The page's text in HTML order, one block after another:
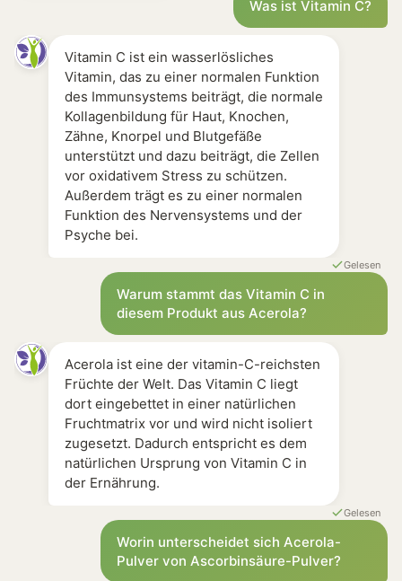
Was ist Vitamin C?
Vitamin C ist ein wasserlösliches
Vitamin, das zu einer normalen Funktion
des Immunsystems beiträgt, die normale
Kollagenbildung für Haut, Knochen,
Zähne, Knorpel und Blutgefäße
unterstützt und dazu beiträgt, die Zellen
vor oxidativem Stress zu schützen.
Außerdem trägt es zu einer normalen
Funktion des Nervensystems und der
Psyche bei.
Gelesen
Warum stammt das Vitamin C in
diesem Produkt aus Acerola?
Acerola ist eine der vitamin-C-reichsten
Früchte der Welt. Das Vitamin C liegt
dort eingebettet in einer natürlichen
Fruchtmatrix vor und wird nicht isoliert
zugesetzt. Dadurch entspricht es dem
natürlichen Ursprung von Vitamin C in
der Ernährung.
Gelesen
Worin unterscheidet sich Acerola-
Pulver von Ascorbinsäure-Pulver?